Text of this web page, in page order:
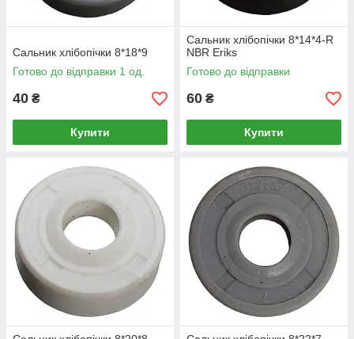
Сальник хлібопічки 8*18*9
Готово до відправки 1 од.
40 ₴
Купити
Сальник хлібопічки 8*14*4-R
NBR Eriks
Готово до відправки
60 ₴
Купити